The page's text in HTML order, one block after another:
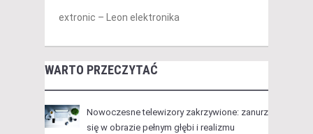
extronic – Leon elektronika
WARTO PRZECZYTAĆ
Nowoczesne telewizory zakrzywione: zanurz
się w obrazie pełnym głębi i realizmu